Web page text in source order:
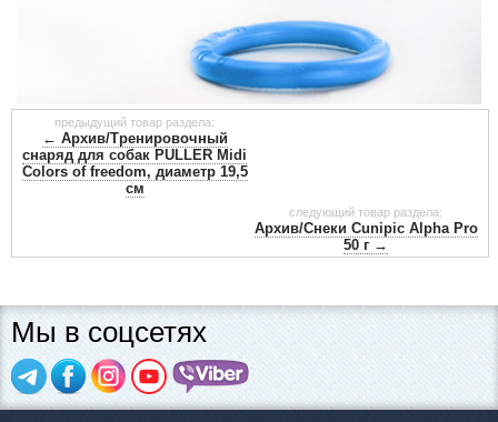
предыдущий товар раздела:
← Архив/Тренировочный
снаряд для собак PULLER Midi
Colors of freedom, диаметр 19,5
см
следующий товар раздела:
Архив/Снеки Cunipic Alpha Pro
50 г →
Мы в соцсетях